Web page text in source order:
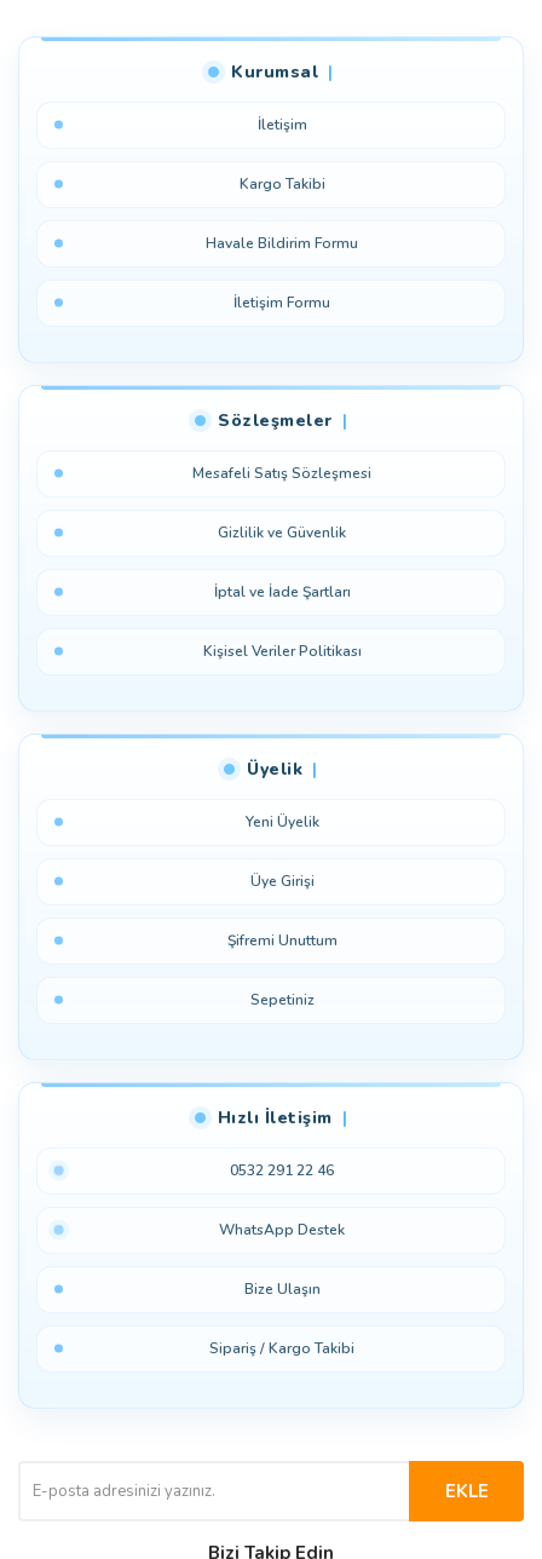
Kurumsal
İletişim
Kargo Takibi
Havale Bildirim Formu
İletişim Formu
Sözleşmeler
Mesafeli Satış Sözleşmesi
Gizlilik ve Güvenlik
İptal ve İade Şartları
Kişisel Veriler Politikası
Üyelik
Yeni Üyelik
Üye Girişi
Şifremi Unuttum
Sepetiniz
Hızlı İletişim
0532 291 22 46
WhatsApp Destek
Bize Ulaşın
Sipariş / Kargo Takibi
EKLE
Bizi Takip Edin